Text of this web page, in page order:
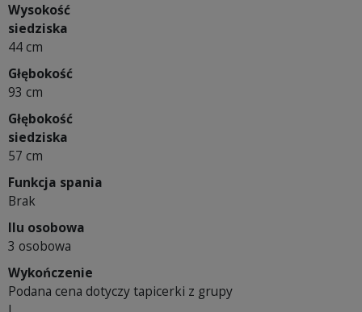
Wysokość
siedziska
44 cm
Głębokość
93 cm
Głębokość
siedziska
57 cm
Funkcja spania
Brak
Ilu osobowa
3 osobowa
Wykończenie
Podana cena dotyczy tapicerki z grupy